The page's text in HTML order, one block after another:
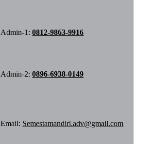
Admin-1:0812-9863-9916
Admin-2:0896-6938-0149
Email: Semestamandiri.adv@gmail.com